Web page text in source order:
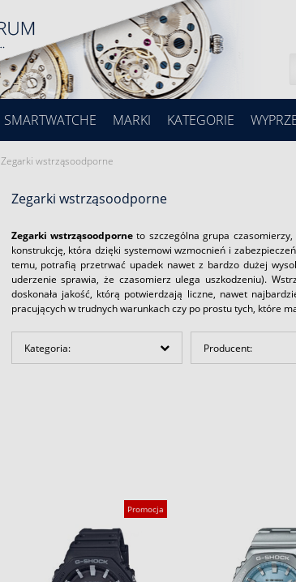
SMARTWATCHE MARKI KATEGORIE
Zegarki wstrząsoodporne
Zegarki wstrząsoodporne
Zegarki wstrząsoodporneto szczególna grupa
konstrukcję, która dzięki systemowi wzmocnień i
temu, potrafią przetrwać upadek nawet z bardzo dużej
uderzenie sprawia, że czasomierz ulega uszkodzeniu).
doskonała jakość, którą potwierdzają liczne, nawet
pracujących w trudnych warunkach czy po prostu tych, które
Kategoria: Producent:
Promocja